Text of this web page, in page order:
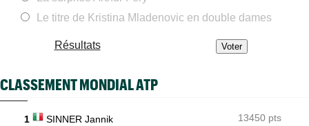
WTA - Toronto
Iga Swiatek poursuit son récital et atteint les huitièmes
ATP - Montréal
Gaël Monfils... ses adieux à Montréal après un dernier combat
Daniil Medvedev : "Un match catastrophique, un désastre"
Comme Carlos Alcaraz, Holger Rune forfait pour Cincinnati
Le titre de Kristina Mladenovic en double dames
Résultats
CLASSEMENT MONDIAL ATP
1 SINNER Jannik
13450 pts